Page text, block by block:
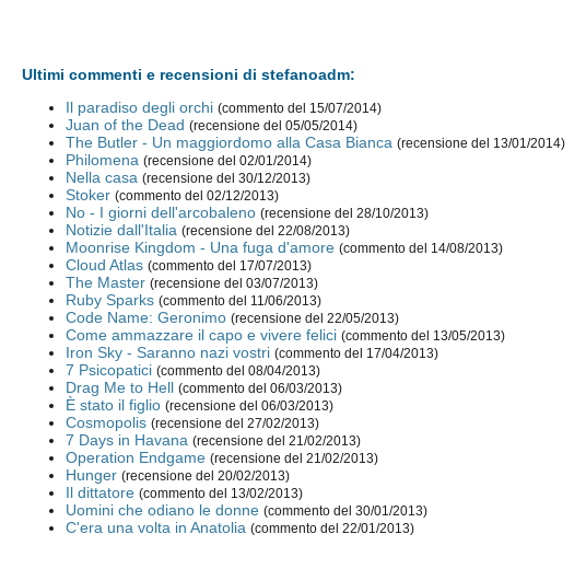
Ultimi commenti e recensioni di stefanoadm:
Il paradiso degli orchi (commento del 15/07/2014)
Juan of the Dead (recensione del 05/05/2014)
The Butler - Un maggiordomo alla Casa Bianca (recensione del 13/01/2014)
Philomena (recensione del 02/01/2014)
Nella casa (recensione del 30/12/2013)
Stoker (commento del 02/12/2013)
No - I giorni dell'arcobaleno (recensione del 28/10/2013)
Notizie dall'Italia (recensione del 22/08/2013)
Moonrise Kingdom - Una fuga d'amore (commento del 14/08/2013)
Cloud Atlas (commento del 17/07/2013)
The Master (recensione del 03/07/2013)
Ruby Sparks (commento del 11/06/2013)
Code Name: Geronimo (recensione del 22/05/2013)
Come ammazzare il capo e vivere felici (commento del 13/05/2013)
Iron Sky - Saranno nazi vostri (commento del 17/04/2013)
7 Psicopatici (commento del 08/04/2013)
Drag Me to Hell (commento del 06/03/2013)
È stato il figlio (recensione del 06/03/2013)
Cosmopolis (recensione del 27/02/2013)
7 Days in Havana (recensione del 21/02/2013)
Operation Endgame (recensione del 21/02/2013)
Hunger (recensione del 20/02/2013)
Il dittatore (commento del 13/02/2013)
Uomini che odiano le donne (commento del 30/01/2013)
C'era una volta in Anatolia (commento del 22/01/2013)